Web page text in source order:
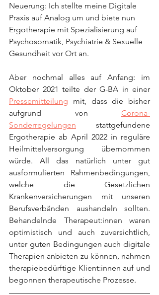
Neuerung: Ich stellte meine Digitale
Praxis auf Analog um und biete nun
Ergotherapie mit Spezialisierung auf
Psychosomatik, Psychiatrie & Sexuelle
Gesundheit vor Ort an.
Aber nochmal alles auf Anfang: im
Pressemitteilung mit, dass die bisher
aufgrund von Corona-
Sonderregelungen stattgefundene
Ergotherapie ab April 2022 in reguläre
Heilmittelversorgung übernommen
würde. All das natürlich unter gut
ausformulierten Rahmenbedingungen,
welche die Gesetzlichen
Krankenversicherungen mit unseren
Berufsverbänden aushandeln sollten.
Behandelnde Therapeut:innen waren
optimistisch und auch zuversichtlich,
unter guten Bedingungen auch digitale
Therapien anbieten zu können, nahmen
therapiebedürftige Klient:innen auf und
begonnen therapeutische Prozesse.